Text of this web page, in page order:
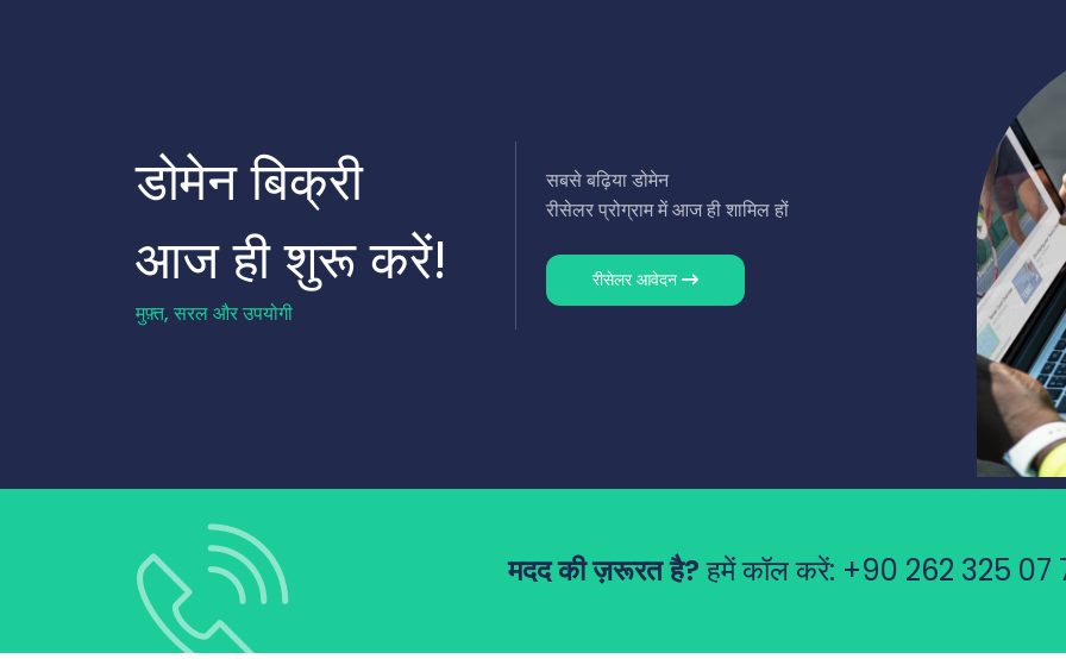
डोमेन बिक्री
आज ही शुरू करें!
मुफ़्त, सरल और उपयोगी
सबसे बढ़िया डोमेन
रीसेलर प्रोग्राम में आज ही शामिल हों
रीसेलर आवेदन
मदद की ज़रूरत है?हमें कॉल करें: +90 262 325 07